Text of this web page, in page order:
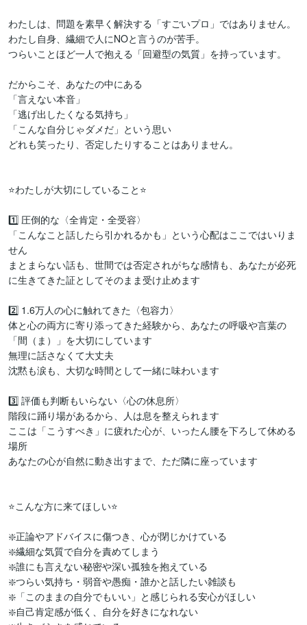
わたしは、問題を素早く解決する「すごいプロ」ではありません。
わたし自身、繊細で人にNOと言うのが苦手。
つらいことほど一人で抱える「回避型の気質」を持っています。
だからこそ、あなたの中にある
「言えない本音」
「逃げ出したくなる気持ち」
「こんな自分じゃダメだ」という思い
どれも笑ったり、否定したりすることはありません。
⭐わたしが大切にしていること⭐
1️⃣ 圧倒的な〈全肯定・全受容〉
「こんなこと話したら引かれるかも」という心配はここではいりま
せん
まとまらない話も、世間では否定されがちな感情も、あなたが必死
に生きてきた証としてそのまま受け止めます
2️⃣ 1.6万人の心に触れてきた〈包容力〉
体と心の両方に寄り添ってきた経験から、あなたの呼吸や言葉の
「間（ま）」を大切にしています
無理に話さなくて大丈夫
沈黙も涙も、大切な時間として一緒に味わいます
3️⃣ 評価も判断もいらない〈心の休息所〉
階段に踊り場があるから、人は息を整えられます
ここは「こうすべき」に疲れた心が、いったん腰を下ろして休める
場所
あなたの心が自然に動き出すまで、ただ隣に座っています
⭐こんな方に来てほしい⭐
❇️正論やアドバイスに傷つき、心が閉じかけている
❇️繊細な気質で自分を責めてしまう
❇️誰にも言えない秘密や深い孤独を抱えている
❇️つらい気持ち・弱音や愚痴・誰かと話したい雑談も
❇️「このままの自分でもいい」と感じられる安心がほしい
❇️自己肯定感が低く、自分を好きになれない